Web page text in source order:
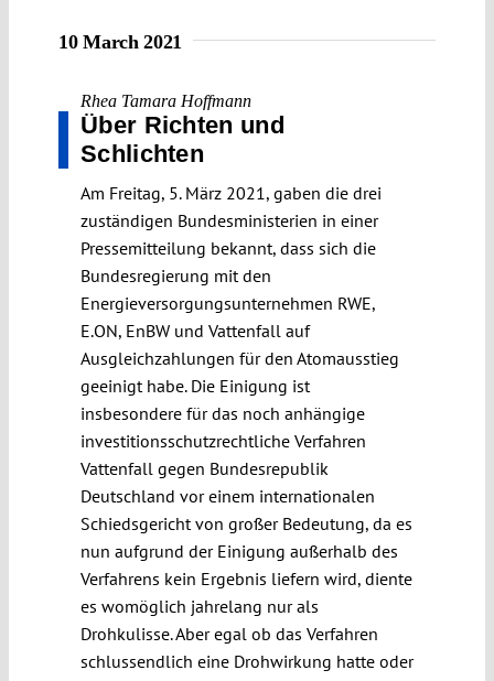
10 March 2021
Rhea Tamara Hoffmann
Über Richten und
Schlichten
Am Freitag, 5. März 2021, gaben die drei
zuständigen Bundesministerien in einer
Pressemitteilung bekannt, dass sich die
Bundesregierung mit den
Energieversorgungsunternehmen RWE,
E.ON, EnBW und Vattenfall auf
Ausgleichzahlungen für den Atomausstieg
geeinigt habe. Die Einigung ist
insbesondere für das noch anhängige
investitionsschutzrechtliche Verfahren
Vattenfall gegen Bundesrepublik
Deutschland vor einem internationalen
Schiedsgericht von großer Bedeutung, da es
nun aufgrund der Einigung außerhalb des
Verfahrens kein Ergebnis liefern wird, diente
es womöglich jahrelang nur als
Drohkulisse. Aber egal ob das Verfahren
schlussendlich eine Drohwirkung hatte oder